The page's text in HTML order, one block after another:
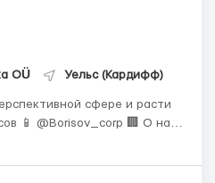
OÜ Уельс (Кардифф)
сфере и расти
объединяет лучших